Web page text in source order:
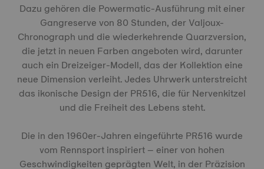
Dazu gehören die Powermatic-Ausführung mit einer
Gangreserve von 80 Stunden, der Valjoux-
Chronograph und die wiederkehrende Quarzversion,
die jetzt in neuen Farben angeboten wird, darunter
auch ein Dreizeiger-Modell, das der Kollektion eine
neue Dimension verleiht. Jedes Uhrwerk unterstreicht
das ikonische Design der PR516, die für Nervenkitzel
und die Freiheit des Lebens steht.
Die in den 1960er-Jahren eingeführte PR516 wurde
vom Rennsport inspiriert – einer von hohen
Geschwindigkeiten geprägten Welt, in der Präzision